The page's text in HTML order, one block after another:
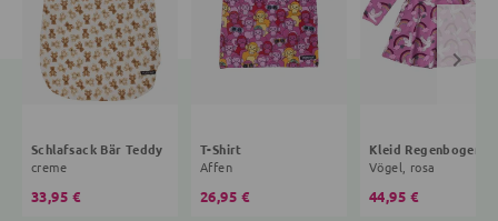
Schlafsack Bär Teddy
creme
33,95 €
T-Shirt
Affen
26,95 €
Vögel, rosa
44,95 €